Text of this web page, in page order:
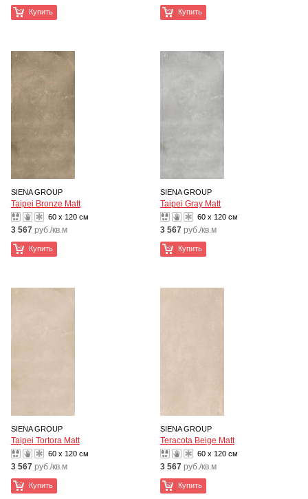
Купить Купить
SIENA GROUP
Taipei Bronze Matt
60 x 120 см
3 567 руб./кв.м
Купить
SIENA GROUP
Taipei Gray Matt
60 x 120 см
3 567 руб./кв.м
Купить
SIENA GROUP
Taipei Tortora Matt
60 x 120 см
3 567 руб./кв.м
Купить
SIENA GROUP
Teracota Beige Matt
60 x 120 см
3 567 руб./кв.м
Купить